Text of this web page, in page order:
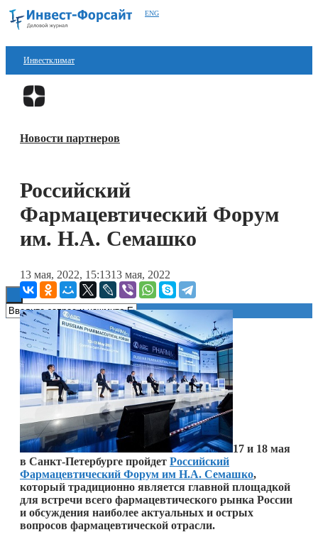
ENG
Инвестклимат
Финансы
Блокчейн
Новости партнеров
Российский
Фармацевтический Форум
им. Н.А. Семашко
13 мая, 2022, 15:1313 мая, 2022
17 и 18 мая
в Санкт-Петербурге пройдет Российский
Фармацевтический Форум им Н.А. Семашко,
который традиционно является главной площадкой
для встречи всего фармацевтического рынка России
и обсуждения наиболее актуальных и острых
вопросов фармацевтической отрасли.